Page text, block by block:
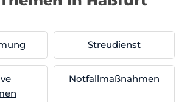
Streudienst
Notfallmaßnahmen